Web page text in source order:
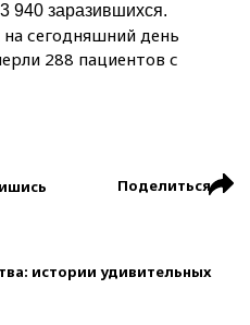
940 заразившихся.
сегодняшний день
288 пациентов с
Поделиться
истории удивительных